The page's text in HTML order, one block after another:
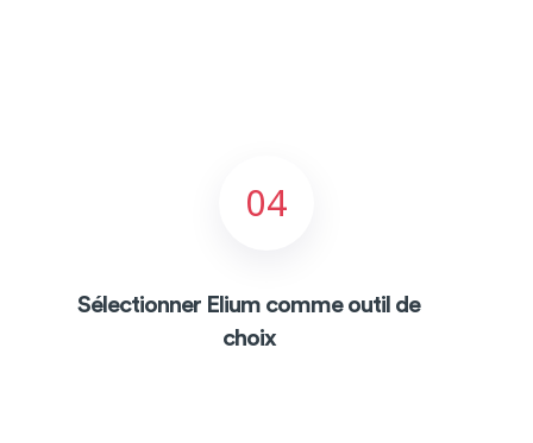
04
Sélectionner Elium comme outil de
choix